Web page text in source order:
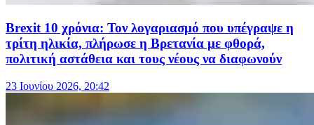
Brexit 10 χρόνια: Τον λογαριασμό που υπέγραψε η
τρίτη ηλικία, πλήρωσε η Βρετανία με φθορά,
πολιτική αστάθεια και τους νέους να διαφωνούν
23 Ιουνίου 2026, 20:42